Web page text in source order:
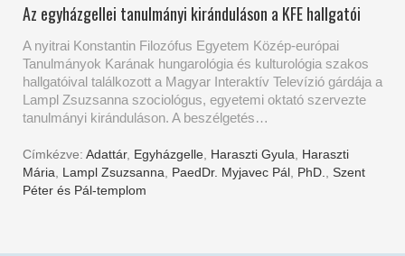
Az egyházgellei tanulmányi kiránduláson a KFE hallgatói
A nyitrai Konstantin Filozófus Egyetem Közép-európai
Tanulmányok Karának hungarológia és kulturológia szakos
hallgatóival találkozott a Magyar Interaktív Televízió gárdája a
Lampl Zsuzsanna szociológus, egyetemi oktató szervezte
tanulmányi kiránduláson. A beszélgetés…
Címkézve: Adattár, Egyházgelle Haraszti Gyula
Haraszti
Mária
Lampl Zsuzsanna PaedDr. Myjavec Pál PhD.
Szent
Péter és Pál-templom